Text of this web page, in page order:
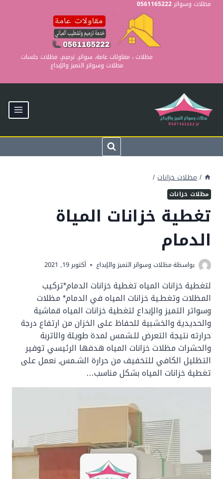
Skipمظلات وسواتر 0561165222
مظلات ، مقاولات عامة، سواتر، ترميم، مظلات جلسات
مظلات وسواتر التميز والإبداع
/ مظلات خزانات /
مظلات خزانات
تغطية خزانات المياة
الدمام
بواسظة مظلات وسواتر التميز والإبداع أكتوبر 19, 2021
لتغطية خزانات المياه تغطية خزانات الدمام*تركيب
المظلات وتغطـية خزانات المياه في الدمام* مظلات
وسواتر التميز والإبداع لتغطية خزانات المياه قماشية
والحديدية والخشبية للحفاظ على الخزان من ارتفاع درجة
حرارته نتيجة التعرض للـشمس لمدة طويلة والاتربة
والحشرات مظلات خزانات المياه هدفها الرئيسي توفير
التظليل الكافي للتخفيف من حرارة الشـمس, نعمل على
تغطية خزانات المياه بشكل مناسب…